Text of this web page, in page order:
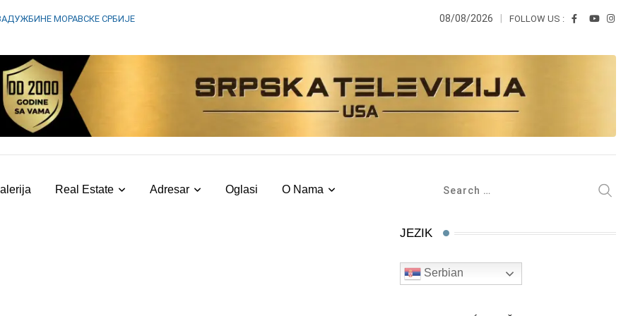
МОРАВСКЕ СРБИЈЕ 08/08/2026 FOLLOW US :
Real Estate Adresar Oglasi O Nama
JEZIK
Serbian